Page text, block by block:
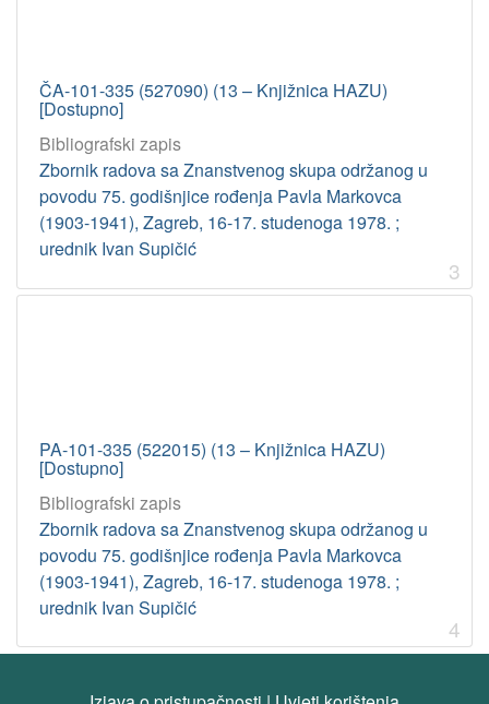
ČA-101-335 (527090) (13 – Knjižnica HAZU)
[Dostupno]
Bibliografski zapis
Zbornik radova sa Znanstvenog skupa održanog u
povodu 75. godišnjice rođenja Pavla Markovca
(1903-1941), Zagreb, 16-17. studenoga 1978. ;
urednik Ivan Supičić
3
PA-101-335 (522015) (13 – Knjižnica HAZU)
[Dostupno]
Bibliografski zapis
Zbornik radova sa Znanstvenog skupa održanog u
povodu 75. godišnjice rođenja Pavla Markovca
(1903-1941), Zagreb, 16-17. studenoga 1978. ;
urednik Ivan Supičić
4